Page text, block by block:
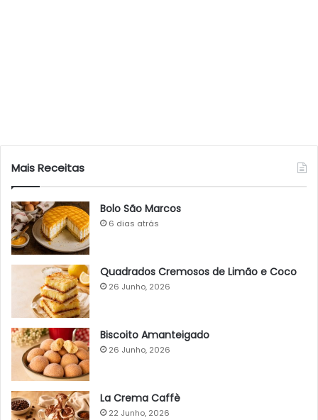
Mais Receitas
Bolo São Marcos
6 dias atrás
Quadrados Cremosos de Limão e Coco
26 Junho, 2026
Biscoito Amanteigado
26 Junho, 2026
La Crema Caffè
22 Junho, 2026